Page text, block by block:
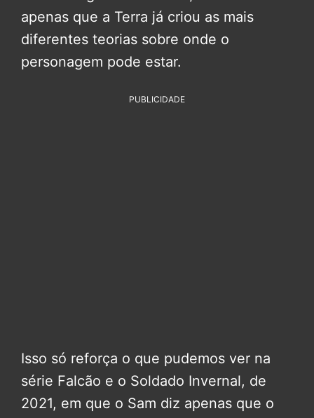
apenas que a Terra já criou as mais
diferentes teorias sobre onde o
personagem pode estar.
PUBLICIDADE
Isso só reforça o que pudemos ver na
série Falcão e o Soldado Invernal, de
2021, em que o Sam diz apenas que o